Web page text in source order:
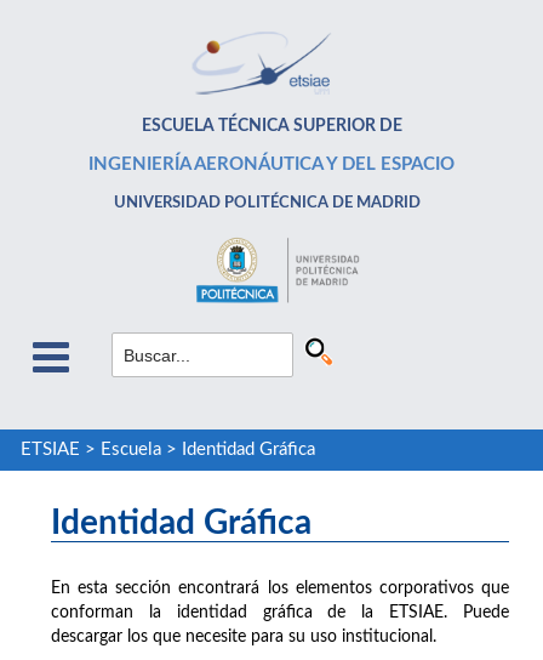
ESCUELA TÉCNICA SUPERIOR DE
INGENIERÍA AERONÁUTICA Y DEL ESPACIO
UNIVERSIDAD POLITÉCNICA DE MADRID
ETSIAE > Escuela> Identidad Gráfica
Identidad Gráfica
En esta sección encontrará los elementos corporativos que
conforman la identidad gráfica de la ETSIAE. Puede
descargar los que necesite para su uso institucional.